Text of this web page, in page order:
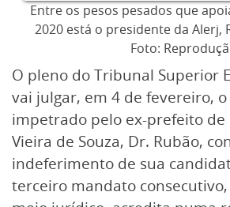
Entre os pesos pesados que
2020 está o presidente da Alerj,
Foto:
O pleno do Tribunal Superior
vai julgar, em 4 de fevereiro,
impetrado pelo ex-prefeito de
Vieira de Souza, Dr. Rubão,
indeferimento de sua
terceiro mandato